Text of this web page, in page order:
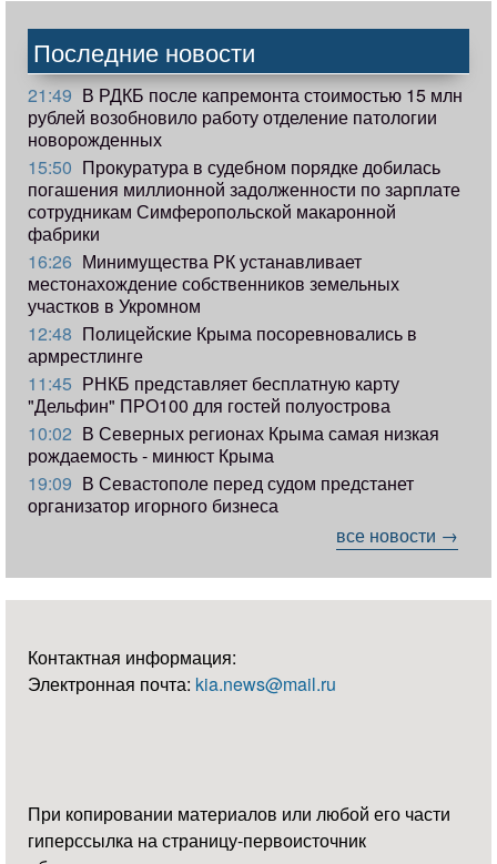
Последние новости
21:49 В РДКБ после капремонта стоимостью 15 млн
рублей возобновило работу отделение патологии
новорожденных
15:50 Прокуратура в судебном порядке добилась
погашения миллионной задолженности по зарплате
сотрудникам Симферопольской макаронной
фабрики
16:26 Минимущества РК устанавливает
местонахождение собственников земельных
участков в Укромном
12:48 Полицейские Крыма посоревновались в
армрестлинге
11:45 РНКБ представляет бесплатную карту
"Дельфин" ПРО100 для гостей полуострова
10:02 В Северных регионах Крыма самая низкая
рождаемость - минюст Крыма
19:09 В Севастополе перед судом предстанет
организатор игорного бизнеса
все новости →
Контактная информация:
Электронная почта: kia.news@mail.ru
При копировании материалов или любой его части
гиперссылка на страницу-первоисточник